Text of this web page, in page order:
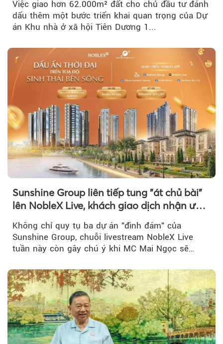
Việc giao hơn 62.000m² đất cho chủ đầu tư đánh
dấu thêm một bước triển khai quan trọng của Dự
án Khu nhà ở xã hội Tiên Dương 1...
Sunshine Group liên tiếp tung "át chủ bài"
lên NobleX Live, khách giao dịch nhận ưu
Không chỉ quy tụ ba dự án "đình đám" của
Sunshine Group, chuỗi livestream NobleX Live
tuần này còn gây chú ý khi MC Mai Ngọc sẽ